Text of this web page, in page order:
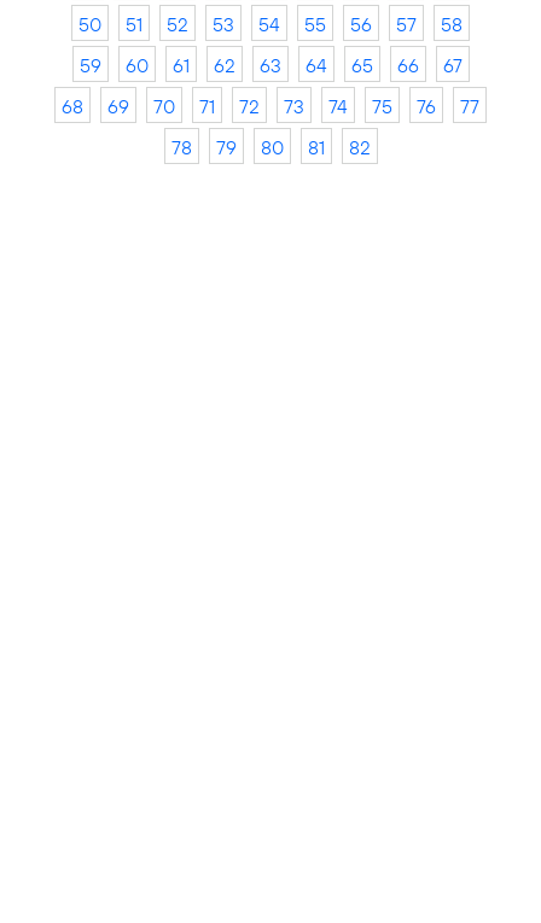
50
51 52 53 54 55 56 57
58
59
60 61 62 63 64 65 66
67
68
69 70 71 72 73 74 75 76
77
78
79 80 81 82